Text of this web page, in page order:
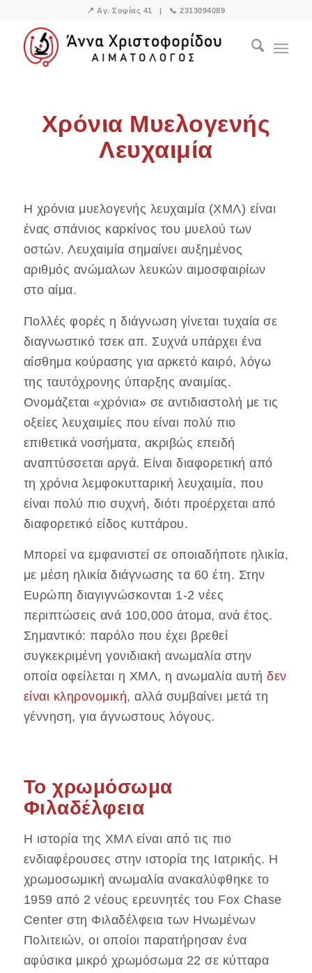
📍 Αγ. Σοφίας 41 | 📞2313094089
Χρόνια Μυελογενής
Λευχαιμία
Η χρόνια μυελογενής λευχαιμία (ΧΜΛ) είναι
ένας σπάνιος καρκίνος του μυελού των
οστών. Λευχαιμία σημαίνει αυξημένος
αριθμός ανώμαλων λευκών αιμοσφαιρίων
στο αίμα.
Πολλές φορές η διάγνωση γίνεται τυχαία σε
διαγνωστικό τσεκ απ. Συχνά υπάρχει ένα
αίσθημα κούρασης για αρκετό καιρό, λόγω
της ταυτόχρονης ύπαρξης αναιμίας.
Ονομάζεται «χρόνια» σε αντιδιαστολή με τις
οξείες λευχαιμίες που είναι πολύ πιο
επιθετικά νοσήματα, ακριβώς επειδή
αναπτύσσεται αργά. Είναι διαφορετική από
τη χρόνια λεμφοκυτταρική λευχαιμία, που
είναι πολύ πιο συχνή, διότι προέρχεται από
διαφορετικό είδος κυττάρου.
Μπορεί να εμφανιστεί σε οποιαδήποτε ηλικία,
με μέση ηλικία διάγνωσης τα 60 έτη. Στην
Ευρώπη διαγιγνώσκονται 1-2 νέες
περιπτώσεις ανά 100,000 άτομα, ανά έτος.
Σημαντικό: παρόλο που έχει βρεθεί
συγκεκριμένη γονιδιακή ανωμαλία στην
οποία οφείλεται η ΧΜΛ, η ανωμαλία αυτή δεν
είναι κληρονομική, αλλά συμβαίνει μετά τη
γέννηση, για άγνωστους λόγους.
Το χρωμόσωμα
Φιλαδέλφεια
Η ιστορία της ΧΜΛ είναι από τις πιο
ενδιαφέρουσες στην ιστορία της Ιατρικής. Η
χρωμοσωμική ανωμαλία ανακαλύφθηκε το
1959 από 2 νέους ερευνητές του Fox Chase
Center στη Φιλαδέλφεια των Ηνωμένων
Πολιτειών, οι οποίοι παρατήρησαν ένα
αφύσικα μικρό χρωμόσωμα 22 σε κύτταρα